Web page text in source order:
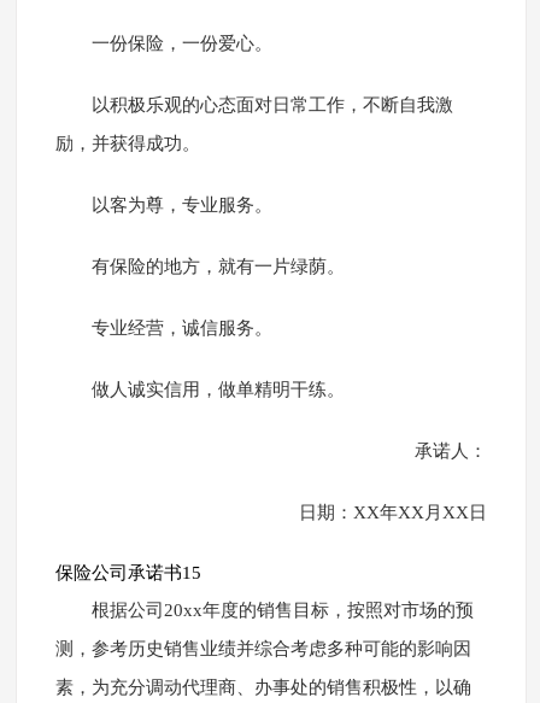
一份保险，一份爱心。
以积极乐观的心态面对日常工作，不断自我激
励，并获得成功。
以客为尊，专业服务。
有保险的地方，就有一片绿荫。
专业经营，诚信服务。
做人诚实信用，做单精明干练。
承诺人：
日期：XX年XX月XX日
保险公司承诺书15
根据公司20xx年度的销售目标，按照对市场的预
测，参考历史销售业绩并综合考虑多种可能的影响因
素，为充分调动代理商、办事处的销售积极性，以确